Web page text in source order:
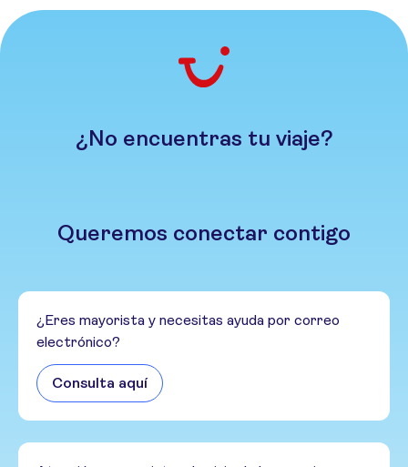
¿No encuentras tu viaje?
Queremos conectar contigo
¿Eres mayorista y necesitas ayuda por correo
electrónico?
Consulta aquí